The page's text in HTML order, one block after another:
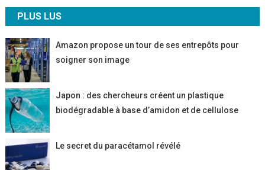
PLUS LUS
Amazon propose un tour de ses entrepôts pour
soigner son image
Japon : des chercheurs créent un plastique
biodégradable à base d’amidon et de cellulose
Le secret du paracétamol révélé